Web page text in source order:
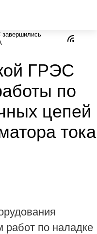
ГРЭС
по
цепей
тока
по наладке